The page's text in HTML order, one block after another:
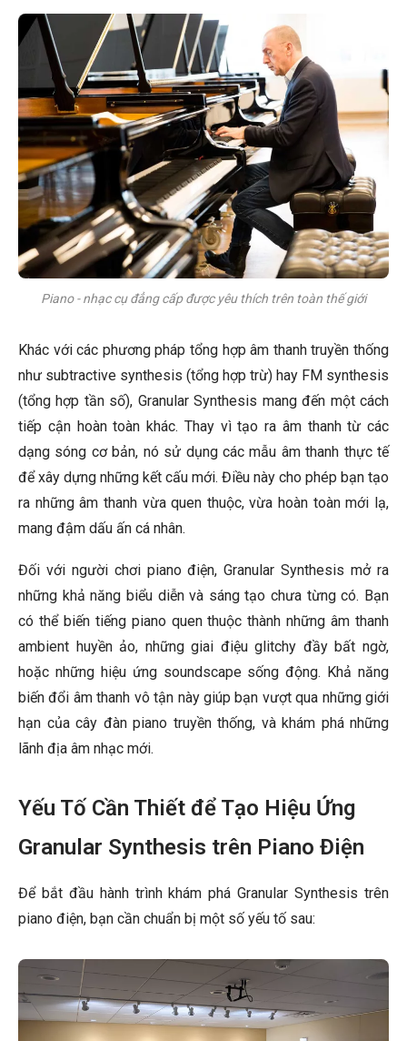
Piano - nhạc cụ đẳng cấp được yêu thích trên toàn thế giới
Khác với các phương pháp tổng hợp âm thanh truyền thống
như subtractive synthesis (tổng hợp trừ) hay FM synthesis
(tổng hợp tần số), Granular Synthesis mang đến một cách
tiếp cận hoàn toàn khác. Thay vì tạo ra âm thanh từ các
dạng sóng cơ bản, nó sử dụng các mẫu âm thanh thực tế
để xây dựng những kết cấu mới. Điều này cho phép bạn tạo
ra những âm thanh vừa quen thuộc, vừa hoàn toàn mới lạ,
mang đậm dấu ấn cá nhân.
Đối với người chơi piano điện, Granular Synthesis mở ra
những khả năng biểu diễn và sáng tạo chưa từng có. Bạn
có thể biến tiếng piano quen thuộc thành những âm thanh
ambient huyền ảo, những giai điệu glitchy đầy bất ngờ,
hoặc những hiệu ứng soundscape sống động. Khả năng
biến đổi âm thanh vô tận này giúp bạn vượt qua những giới
hạn của cây đàn piano truyền thống, và khám phá những
lãnh địa âm nhạc mới.
Yếu Tố Cần Thiết để Tạo Hiệu Ứng
Granular Synthesis trên Piano Điện
Để bắt đầu hành trình khám phá Granular Synthesis trên
piano điện, bạn cần chuẩn bị một số yếu tố sau: